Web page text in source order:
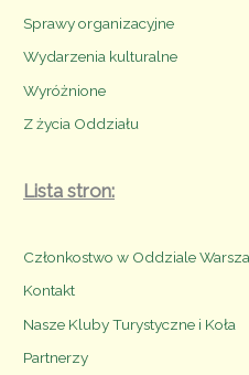
Sprawy organizacyjne
Wydarzenia kulturalne
Wyróżnione
Z życia Oddziału
Lista stron:
Członkostwo w Oddziale
Kontakt
Nasze Kluby Turystyczne i Koła
Partnerzy